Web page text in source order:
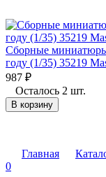
Сборные
году (1/35) 35219
987 ₽
Осталось 2 шт.
В корзину
Главная
0